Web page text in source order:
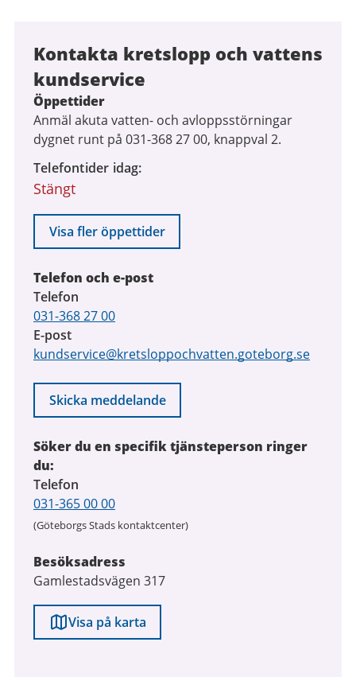
Kontakta kretslopp och vattens
kundservice
Öppettider
Anmäl akuta vatten- och avloppsstörningar
dygnet runt på 031-368 27 00, knappval 2.
Telefontider idag
Stängt
Visa fler öppettider
Telefon och e-post
Telefon
031-368 27 00
E-post
kundservice@kretsloppochvatten.goteborg.se
Skicka meddelande
Söker du en specifik tjänsteperson ringer
du:
Telefon
031-365 00 00
(Göteborgs Stads kontaktcenter)
Besöksadress
Gamlestadsvägen 317
Visa på karta